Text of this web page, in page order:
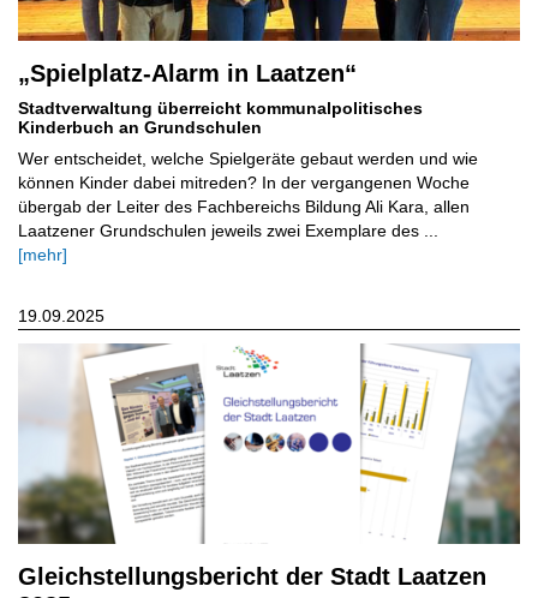
„Spielplatz-Alarm in Laatzen“
Stadtverwaltung überreicht kommunalpolitisches
Kinderbuch an Grundschulen
Wer entscheidet, welche Spielgeräte gebaut werden und wie
können Kinder dabei mitreden? In der vergangenen Woche
übergab der Leiter des Fachbereichs Bildung Ali Kara, allen
Laatzener Grundschulen jeweils zwei Exemplare des ...
[mehr]
Gleichstellungsbericht der Stadt Laatzen
19.09.2025